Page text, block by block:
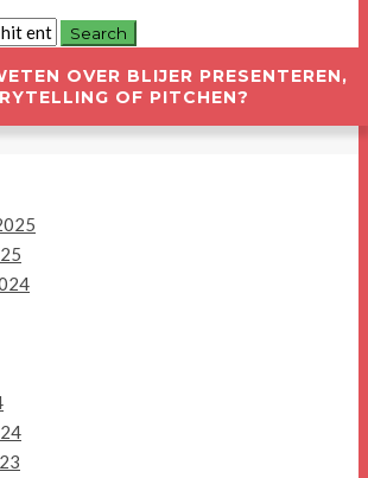
OVER BLIJER PRESENTEREN,
OF PITCHEN?